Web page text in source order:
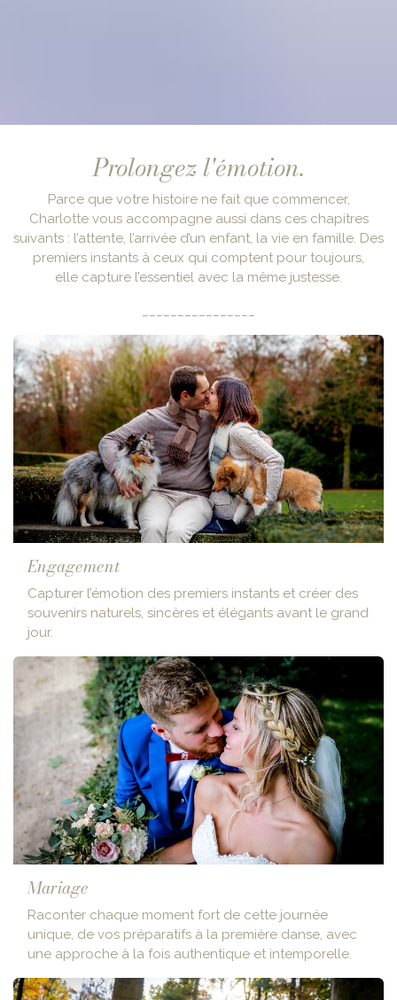
Prolongez l'émotion.
Parce que votre histoire ne fait que commencer,
Charlotte vous accompagne aussi dans ces chapitres
suivants : l’attente, l’arrivée d’un enfant, la vie en famille. Des
premiers instants à ceux qui comptent pour toujours,
elle capture l’essentiel avec la même justesse.
Engagement
Capturer l’émotion des premiers instants et créer des
souvenirs naturels, sincères et élégants avant le grand
jour.
Mariage
Raconter chaque moment fort de cette journée
unique, de vos préparatifs à la première danse, avec
une approche à la fois authentique et intemporelle.